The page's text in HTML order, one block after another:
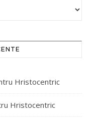
Hristocentric
Hristocentric